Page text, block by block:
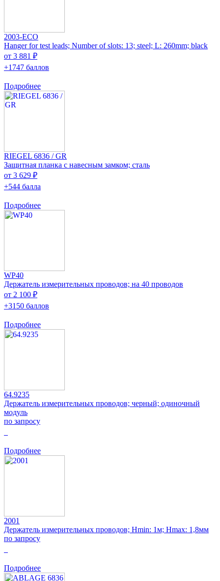
2003-ECO
Hanger for test leads; Number of slots: 13; steel; L: 260mm; black
от 3 881 ₽
+1747 баллов
Подробнее
RIEGEL 6836 / GR
Защитная планка с навесным замком; сталь
от 3 629 ₽
+544 балла
Подробнее
WP40
Держатель измерительных проводов; на 40 проводов
от 2 100 ₽
+3150 баллов
Подробнее
64.9235
Держатель измерительных проводов; черный; одиночный
модуль
по запросу
Подробнее
2001
Держатель измерительных проводов; Hmin: 1м; Hmax: 1,8мм
по запросу
Подробнее